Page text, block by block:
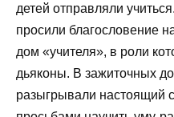
детей отправляли
просили благословение
дом «учителя», в роли
дьяконы. В зажиточных
разыгрывали настоящий